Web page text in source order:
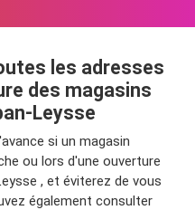
les adresses
des magasins
Leysse
si un magasin
ou lors d'une ouverture
, et éviterez de vous
également consulter